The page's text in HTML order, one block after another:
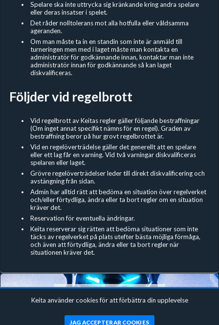
Spelare ska inte uttrycka sig kränkande kring andra spelare
eller deras insatser i spelet.
Det råder nolltolerans mot alla hotfulla eller våldsamma
ageranden.
Om man måste ta in en standin som inte är anmäld till
turneringen men med i laget måste man kontakta en
administratör för godkännande innan, kontaktar man inte
administratör innan för godkännande så kan laget
diskvalificeras.
Följder vid regelbrott
Vid regelbrott av Keitas regler gäller följande bestraffningar
(Om inget annat specifikt nämns för en regel). Graden av
bestraffning beror på hur grovt regelbrottet är.
Vid en regelöverträdelse gäller det generellt att en spelare
eller ett lag får en varning. Vid två varningar diskvalificeras
spelaren eller laget.
Grövre regelöverträdelser leder till direkt diskvalificering och
avstängning från sidan.
Admin har alltid rätt att bedöma en situation över regelverket
och/eller förtydliga, ändra eller ta bort regler om en situation
kräver det.
Reservation för eventuella ändringar.
Keita reserverar sig rätten att bedöma situationer som inte
täcks av regelverket på plats utefter bästa möjliga förmåga,
och även att förtydliga, ändra eller ta bort regler när
situationen kräver det.
Fortnite Zone War Duos #4
Keita använder cookies för att förbättra din upplevelse
JAG ACCEPTERAR COOKIES